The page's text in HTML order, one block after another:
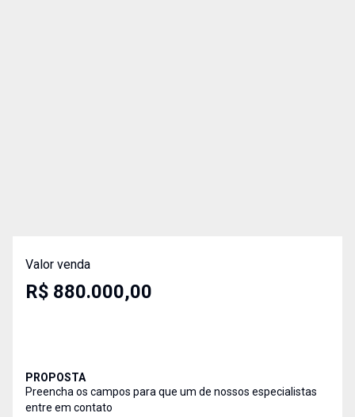
Valor venda
R$ 880.000,00
PROPOSTA
Preencha os campos para que um de nossos especialistas
entre em contato